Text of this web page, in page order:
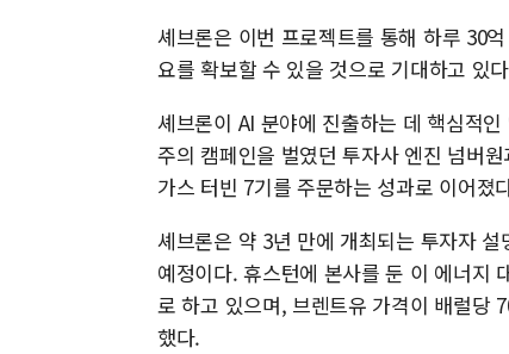
셰브론은 이번 프로젝트를 통해 하루 30
요를 확보할 수 있을 것으로 기대하고 있
셰브론이 AI 분야에 진출하는 데 핵심적
주의 캠페인을 벌였던 투자사 엔진 넘버
가스 터빈 7기를 주문하는 성과로 이어졌
셰브론은 약 3년 만에 개최되는 투자자
예정이다. 휴스턴에 본사를 둔 이 에너지
로 하고 있으며, 브렌트유 가격이 배럴당
했다.